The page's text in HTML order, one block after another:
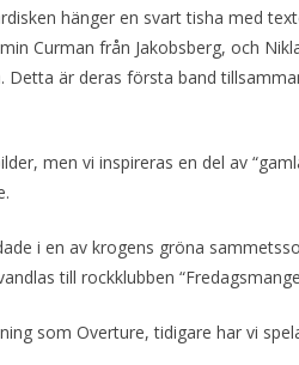
hänger en svart tisha med
Curman från Jakobsberg, och
är deras första band
men vi inspireras en del av
i en av krogens gröna
till rockklubben
som Overture, tidigare har vi